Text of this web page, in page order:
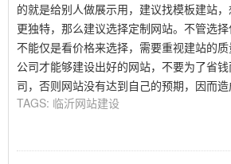
的就是给别人做展示用，建议找模板建站
更独特，那么建议选择定制网站。不管选
不能仅是看价格来选择，需要重视建站的
公司才能够建设出好的网站，不要为了省
司，否则网站没有达到自己的预期，因而造
TAGS: 临沂网站建设